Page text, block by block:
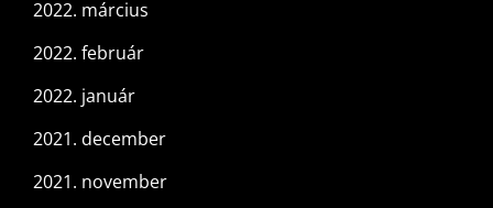
2022. március
2022. február
2022. január
2021. december
2021. november